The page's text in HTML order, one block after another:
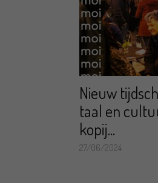
Nieuw
taal en
kopij...
27/06/2024